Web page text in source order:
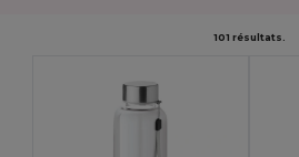
101 résultats.